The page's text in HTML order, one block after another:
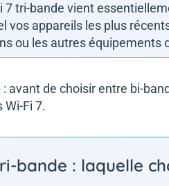
7 tri-bande vient
vos appareils les plus
ou les autres équipements
: avant de choisir entre bi-
Wi-Fi 7.
bande : laquelle